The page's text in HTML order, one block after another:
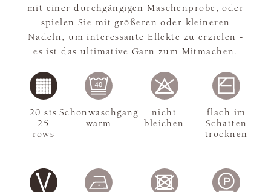
mit einer durchgängigen Maschenprobe, oder
spielen Sie mit größeren oder kleineren
Nadeln, um interessante Effekte zu erzielen -
es ist das ultimative Garn zum Mitmachen.
20 sts
25
rows
Schonwaschgang
warm
nicht
bleichen
flach im
Schatten
trocknen